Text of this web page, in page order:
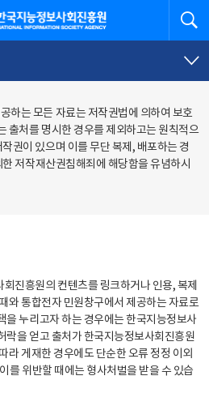
사회진흥원
하는 모든 자료는 저작권법에 의하여 보호
출처를 명시한 경우를 제외하고는 원칙적으
권이 있으며 이를 무단 복제, 배포하는 경
저작재산권침해죄에 해당함을 유념하시
진흥원의 컨텐츠를 링크하거나 인용, 복제
와 통합전자 민원창구에서 제공하는 자료로
을 누리고자 하는 경우에는 한국지능정보사
락을 얻고 출처가 한국지능정보사회진흥원
라 게재한 경우에도 단순한 오류 정정 이외
를 위반할 때에는 형사처벌을 받을 수 있습